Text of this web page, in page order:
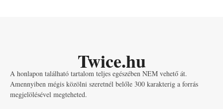
Twice.hu
A honlapon található tartalom teljes egészében NEM vehető át.
Amennyiben mégis közölni szeretnél belőle 300 karakterig a forrás
megjelölésével megteheted.